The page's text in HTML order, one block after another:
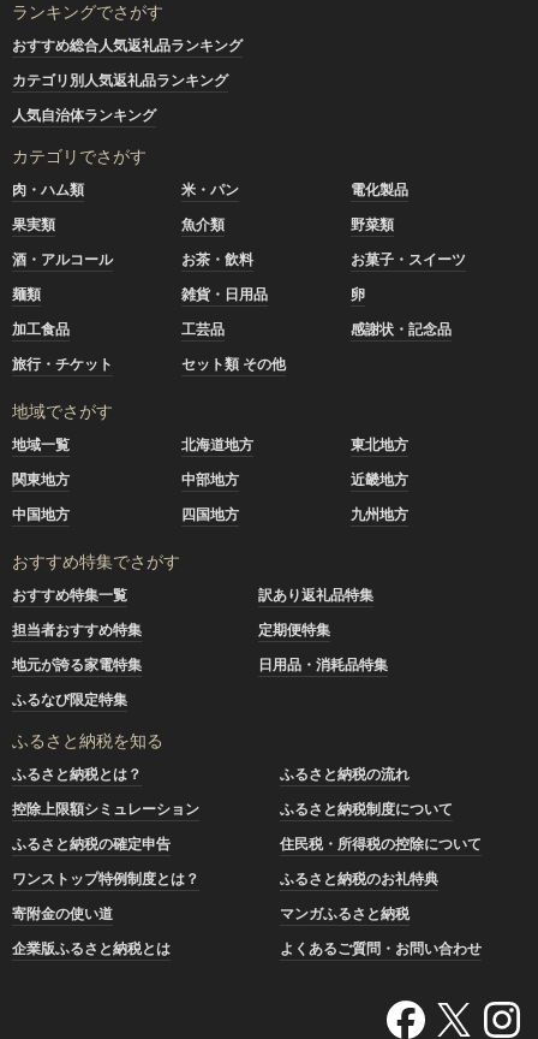
ランキングでさがす
おすすめ総合人気返礼品ランキング
カテゴリ別人気返礼品ランキング
人気自治体ランキング
カテゴリでさがす
肉・ハム類 米・パン
電化製品
果実類
魚介類
野菜類
酒・アルコール
お茶・飲料
お菓子・スイーツ
麺類
雑貨・日用品
卵
加工食品
工芸品
感謝状・記念品
旅行・チケット
セット類 その他
地域でさがす
地域一覧 北海道地方
東北地方
関東地方
中部地方
近畿地方
中国地方
四国地方 九州地方
おすすめ特集でさがす
おすすめ特集一覧
訳あり返礼品特集
担当者おすすめ特集
定期便特集
地元が誇る家電特集
日用品・消耗品特集
ふるなび限定特集
ふるさと納税を知る
ふるさと納税とは？
ふるさと納税の流れ
控除上限額シミュレーション
ふるさと納税制度について
ふるさと納税の確定申告
住民税・所得税の控除について
ワンストップ特例制度とは？
ふるさと納税のお礼特典
寄附金の使い道
マンガふるさと納税
企業版ふるさと納税とは
よくあるご質問・お問い合わせ